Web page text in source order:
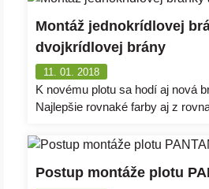
Montáž jednokrídlovej
dvojkrídlovej brány
11. 01. 2018
K novému plotu sa hodí aj nová
Najlepšie rovnaké farby aj z
Postup montáže plotu